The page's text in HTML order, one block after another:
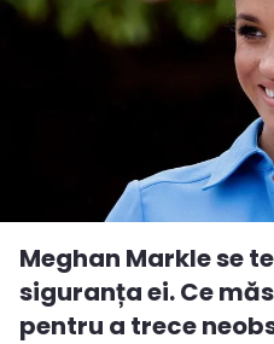
Meghan Markle se
siguranța ei. Ce
pentru a trece